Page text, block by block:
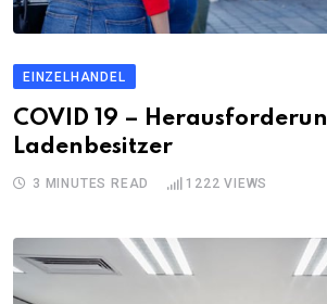
EINZELHANDEL
COVID 19 –
Ladenbesitzer
3 MINUTES READ 1222 VIEWS